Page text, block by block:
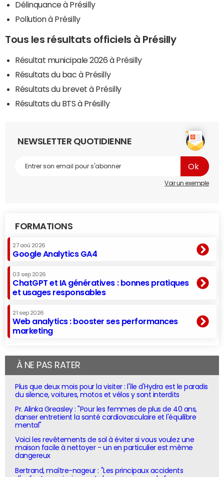
Délinquance à Présilly
Pollution à Présilly
Tous les résultats officiels à Présilly
Résultat municipale 2026 à Présilly
Résultats du bac à Présilly
Résultats du brevet à Présilly
Résultats du BTS à Présilly
NEWSLETTER QUOTIDIENNE
Voir un exemple
FORMATIONS
27 aoû 2026
Google Analytics GA4
03 sep 2026
ChatGPT et IA génératives : bonnes pratiques
et usages responsables
21 sep 2026
Web analytics : booster ses performances
marketing
À NE PAS RATER
Plus que deux mois pour la visiter : l'île d'Hydra est le paradis
du silence, voitures, motos et vélos y sont interdits
Pr. Alinka Greasley : "Pour les femmes de plus de 40 ans,
danser entretient la santé cardiovasculaire et l'équilibre
mental"
Voici les revêtements de sol à éviter si vous voulez une
maison facile à nettoyer - un en particulier est même
dangereux
Bertrand, maître-nageur : "Les principaux accidents